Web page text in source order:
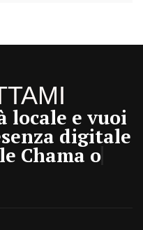
locale e vuoi
digitale
Chama ora!